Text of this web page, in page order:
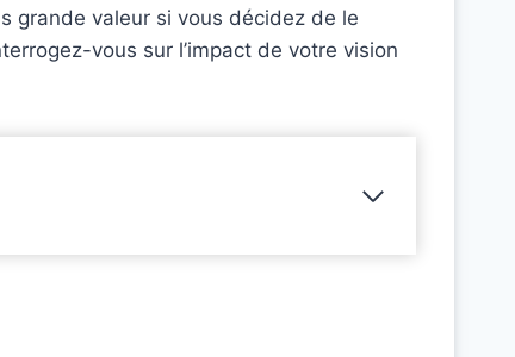
grande valeur si vous décidez de le
vous sur l’impact de votre vision